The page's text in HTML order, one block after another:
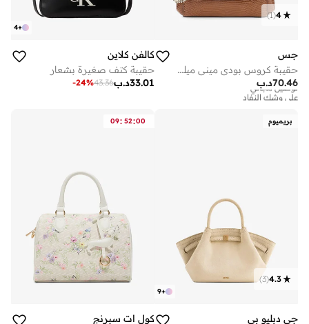
4
(
1
)
جس
حقيبة كروس بودي مينى ميليندا بغطاء قلاب
د.ب70.46
توصيل مجاني
على وشك النفاد
+
4
كالفن كلاين
حقيبة كتف صغيرة بشعار
د.ب33.01
43.36
-24%
بريميوم
+
9
4.3
(
3
)
جي دبليو بي
09: 52:00
كول ات سبرنج